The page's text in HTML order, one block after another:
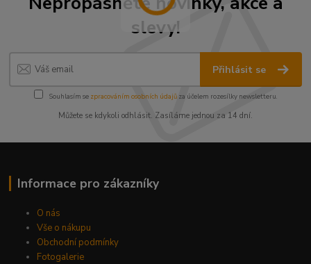
slevy!
Přihlásit se
Souhlasím se zpracováním osobních údajůza účelem rozesílky newsletteru.
Můžete se kdykoli odhlásit. Zasíláme jednou za 14 dní.
Informace pro zákazníky
O nás
Vše o nákupu
Obchodní podmínky
Fotogalerie